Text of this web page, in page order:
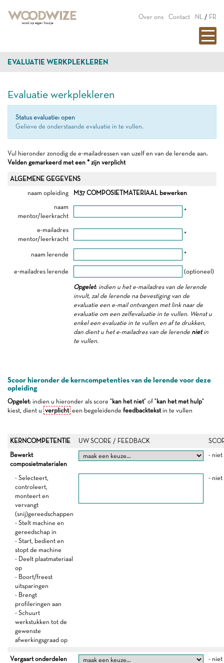
Over ons Contact NL / FR
EVALUATIE WERKPLEKLEREN
Evaluatie werkplekleren
Status evaluatie: open
Gelieve de onderstaande evaluatie in te vullen.
Vul hieronder zonodig de e-mailadressen van uzelf en van de lerende aan.
Velden gemarkeerd met een * zijn verplicht
ALGEMENE GEGEVENS
naam opleiding
M37 COMPOSIETMATERIAAL bewerken
naam
mentor/leerkracht
*
e-mailadres
mentor/leerkracht
*
naam lerende *
e-mailadres lerende (optioneel)
Opgelet: indien u het e-mailadres van de lerende
invult, zal de lerende na bevestiging van de
evaluatie een e-mail ontvangen met link naar de
evaluatie om een zelfevaluatie in te vullen. Wenst u
enkel een evaluatie in te vullen en af te drukken,
dan dient u het e-mailadres van de lerende nietin
te vullen.
Scoor hieronder de kerncompetenties van de lerende voor deze
opleiding
Opgelet: indien u hieronder als score "kan het niet" of "kan het met hulp"
kiest, dient u verplicht een begeleidende feedbacktekstin te vullen
KERNCOMPETENTIE UW SCORE / FEEDBACK
Bewerkt
composietmaterialen
- niet
- Selecteert,
controleert,
monteert en
vervangt
(snij)gereedschappen
- Stelt machine en
gereedschap in
- Start, bedient en
stopt de machine
- Deelt plaatmateriaal
op
- Boort/freest
uitsparingen
- Brengt
profileringen aan
- Schuurt
werkstukken tot de
gewenste
afwerkingsgraad op
- niet
Vergaart onderdelen - niet